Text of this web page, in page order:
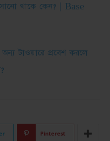
থাকে কেন? | Base
টাওয়ারে প্রবেশ করলে
Pinterest